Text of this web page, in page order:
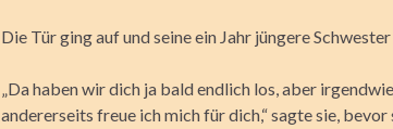
Die Tür ging auf und seine ein Jahr jüngere
„Da haben wir dich ja bald endlich los, aber
andererseits freue ich mich für dich,“ sagte sie,